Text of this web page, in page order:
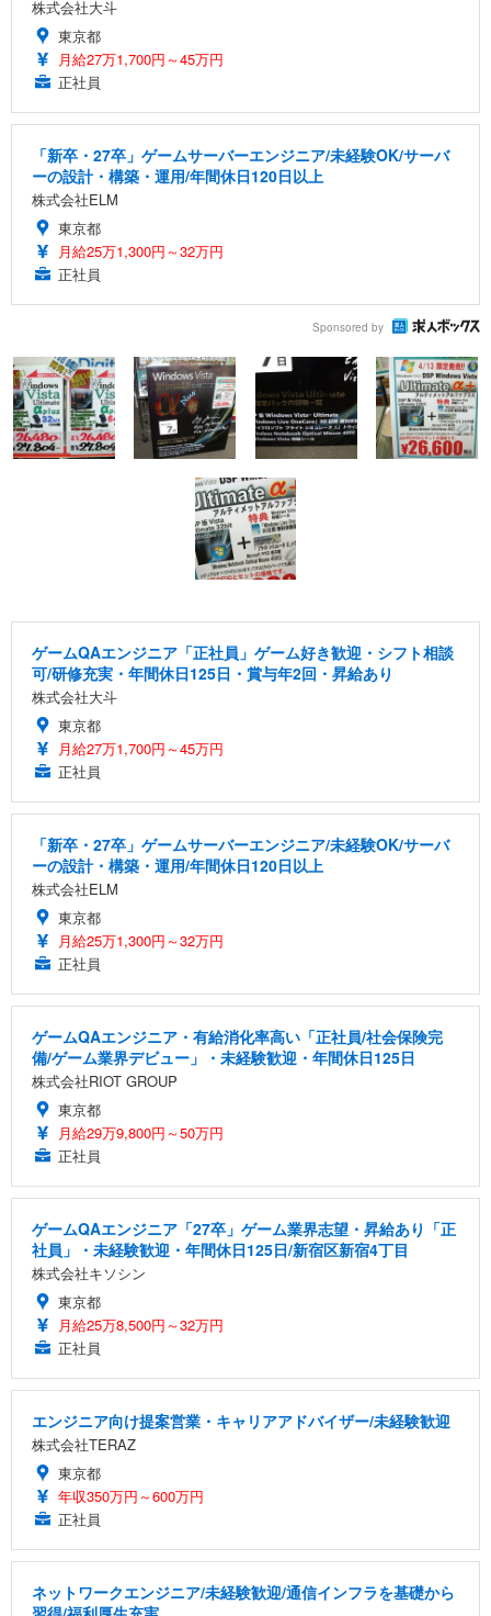
株式会社大斗
東京都
月給27万1,700円～45万円
正社員
「新卒・27卒」ゲームサーバーエンジニア/未経験OK/サーバ
ーの設計・構築・運用/年間休日120日以上
株式会社ELM
東京都
月給25万1,300円～32万円
正社員
Sponsored by
ゲームQAエンジニア「正社員」ゲーム好き歓迎・シフト相談
可/研修充実・年間休日125日・賞与年2回・昇給あり
株式会社大斗
東京都
月給27万1,700円～45万円
正社員
「新卒・27卒」ゲームサーバーエンジニア/未経験OK/サーバ
ーの設計・構築・運用/年間休日120日以上
株式会社ELM
東京都
月給25万1,300円～32万円
正社員
ゲームQAエンジニア・有給消化率高い「正社員/社会保険完
備/ゲーム業界デビュー」・未経験歓迎・年間休日125日
株式会社RIOT GROUP
東京都
月給29万9,800円～50万円
正社員
ゲームQAエンジニア「27卒」ゲーム業界志望・昇給あり「正
社員」・未経験歓迎・年間休日125日/新宿区新宿4丁目
株式会社キソシン
東京都
月給25万8,500円～32万円
正社員
エンジニア向け提案営業・キャリアアドバイザー/未経験歓迎
株式会社TERAZ
東京都
年収350万円～600万円
正社員
ネットワークエンジニア/未経験歓迎/通信インフラを基礎から